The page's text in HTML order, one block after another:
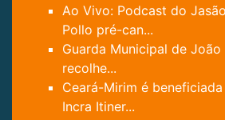
Ao Vivo: Podcast do
Pollo pré-can...
Guarda Municipal de
recolhe...
Ceará-Mirim é
Incra Itiner...